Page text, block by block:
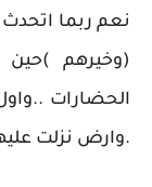
نعم ربما
(وخيرهم
الحضارات
.وارض نزلت